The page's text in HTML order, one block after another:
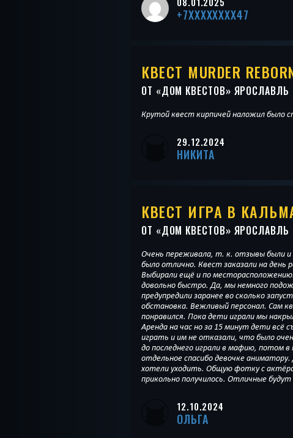
+7XXXXXXXX47
КВЕСТ MURDER
ОТ «ДОМ КВЕСТОВ» ЯРОСЛАВЛЬ
Крутой квест кирпичей наложил было
29.12.2024
НИКИТА
КВЕСТ ИГРА В
ОТ «ДОМ КВЕСТОВ» ЯРОСЛАВЛЬ
Очень переживала, т. к. отзывы были и
было отлично. Квест заказали на день
Выбирали ещё и по месторасположению.
довольно быстро. Да, мы немного
предупредили заранее во сколько
обстановка. Вежливый персонал. Сам
понравился. Пока дети играли мы
Аренда на час но за 15 минут дети всё
играть и им не отказали, что было
до последнего играли в мафию, потом
отдельное спасибо девочке
хотели уходить. Общую фотку с
прикольно получилось. Отличные
12.10.2024
ОЛЬГА